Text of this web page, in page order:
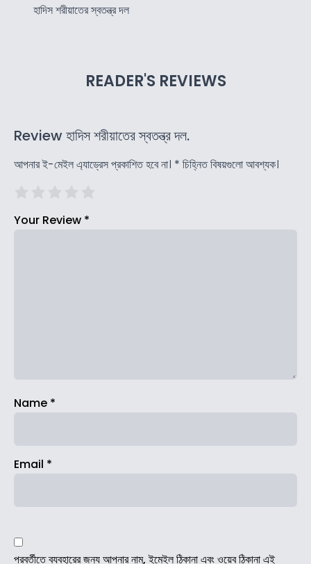
হাদিস শরীয়াতের স্বতন্ত্র দল
READER'S REVIEWS
Review হাদিস শরীয়াতের স্বতন্ত্র দল.
আপনার ই-মেইল এ্যাড্রেস প্রকাশিত হবে না। * চিহ্নিত বিষয়গুলো আবশ্যক।
Your Review *
Name *
Email *
পরবর্তীতে ব্যবহারের জন্য আপনার নাম, ইমেইল ঠিকানা এবং ওয়েব ঠিকানা এই